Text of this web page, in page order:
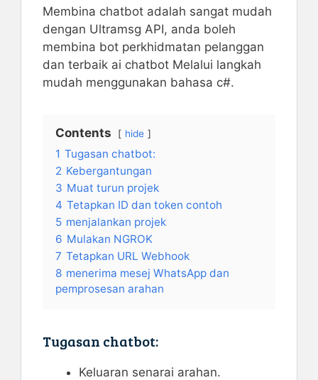
Membina chatbot adalah sangat mudah
dengan Ultramsg API, anda boleh
membina bot perkhidmatan pelanggan
dan terbaik ai chatbot Melalui langkah
mudah menggunakan bahasa c#.
Contents hide
1 Tugasan chatbot:
2 Kebergantungan
3 Muat turun projek
4 Tetapkan ID dan token contoh
5 menjalankan projek
6 Mulakan NGROK
7 Tetapkan URL Webhook
8 menerima mesej WhatsApp dan
pemprosesan arahan
Tugasan chatbot:
Keluaran senarai arahan.